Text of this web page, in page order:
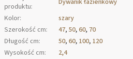
produktu:
Dywanik łazienkowy
Kolor:
szary
Szerokość cm: 47,50,60, 70
Długość cm: 50,60, 100, 120
Wysokość cm:
2,4